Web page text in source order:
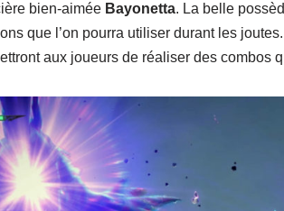
bien-aimée Bayonetta. La belle
que l’on pourra utiliser durant les
aux joueurs de réaliser des combos